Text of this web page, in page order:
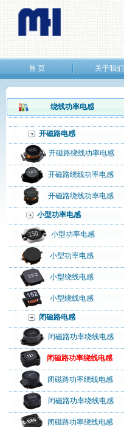
首 页 关于我们
绕线功率电感
开磁路电感
开磁路绕线功率电感
开磁路绕线功率电感
开磁路绕线功率电感
小型功率电感
小型功率电感
小型功率电感
小型绕线电感
小型绕线电感
闭磁路电感
闭磁路功率绕线电感
闭磁路功率绕线电感
闭磁路功率绕线电感
闭磁路功率绕线电感
闭磁路功率绕线电感